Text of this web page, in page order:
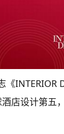
INTERIOR
酒店设计第